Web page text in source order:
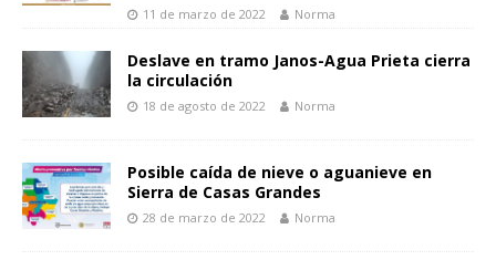
11 de marzo de 2022 Norma
Deslave en tramo Janos-Agua Prieta cierra
la circulación
18 de agosto de 2022 Norma
Posible caída de nieve o aguanieve en
Sierra de Casas Grandes
28 de marzo de 2022 Norma